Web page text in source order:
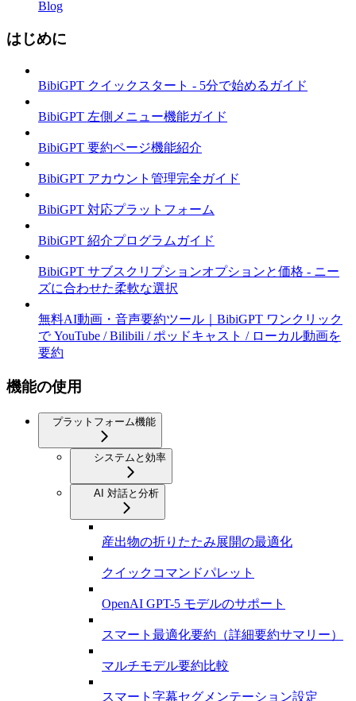
Blog
はじめに
BibiGPT クイックスタート - 5分で始めるガイド
BibiGPT 左側メニュー機能ガイド
BibiGPT 要約ページ機能紹介
BibiGPT アカウント管理完全ガイド
BibiGPT 対応プラットフォーム
BibiGPT 紹介プログラムガイド
BibiGPT サブスクリプションオプションと価格 - ニー
ズに合わせた柔軟な選択
無料AI動画・音声要約ツール｜BibiGPT ワンクリック
で YouTube / Bilibili / ポッドキャスト / ローカル動画を
要約
機能の使用
プラットフォーム機能
システムと効率
AI 対話と分析
産出物の折りたたみ展開の最適化
クイックコマンドパレット
OpenAI GPT-5 モデルのサポート
スマート最適化要約（詳細要約サマリー）
マルチモデル要約比較
スマート字幕セグメンテーション設定